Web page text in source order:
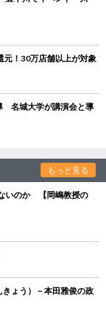
元！30万店舗以上が対象
名城大学が講演会と導
もっと見る
いのか 【岡嶋教授の
ょう）－本田雅俊の政